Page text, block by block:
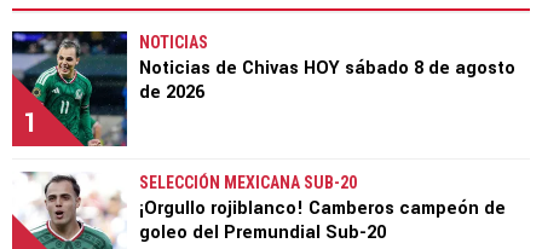
1
NOTICIAS
Noticias de Chivas HOY sábado 8 de agosto
de 2026
SELECCIÓN MEXICANA SUB-20
¡Orgullo rojiblanco! Camberos campeón de
goleo del Premundial Sub-20